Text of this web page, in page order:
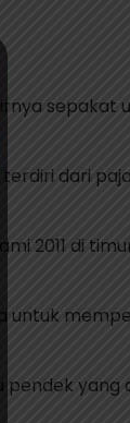
sepakat
dari
2011 di
untuk